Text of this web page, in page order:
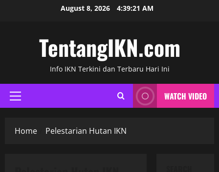
August 8, 2026 4:39:22 AM
TentangIKN.com
Info IKN Terkini dan Terbaru Hari Ini
Primary
Menu
WATCH VIDEO
Home Pelestarian Hutan IKN